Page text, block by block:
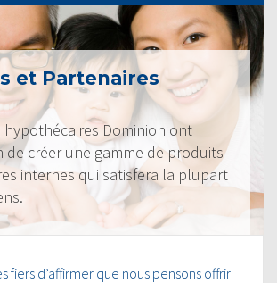
et Partenaires
hypothécaires Dominion ont
de créer une gamme de produits
internes qui satisfera la plupart
fiers d’affirmer que nous pensons offrir